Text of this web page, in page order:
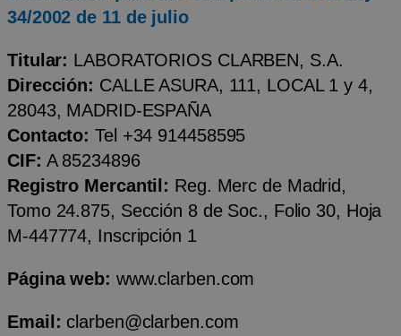
34/2002 de 11 de julio
Titular: LABORATORIOS CLARBEN, S.A.
Dirección: CALLE ASURA, 111, LOCAL 1 y 4,
28043, MADRID-ESPAÑA
Contacto: Tel +34 914458595
CIF: A 85234896
Registro Mercantil: Reg. Merc de Madrid,
Tomo 24.875, Sección 8 de Soc., Folio 30, Hoja
M-447774, Inscripción 1
Página web: www.clarben.com
Email: clarben@clarben.com